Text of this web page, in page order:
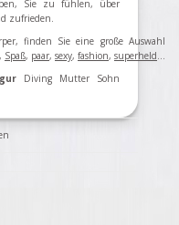
Sie zu fühlen, über
zufrieden.
finden Sie eine große Auswahl
, Spaß, paar, sexy, fashion, superheld...
Diving Mutter Sohn